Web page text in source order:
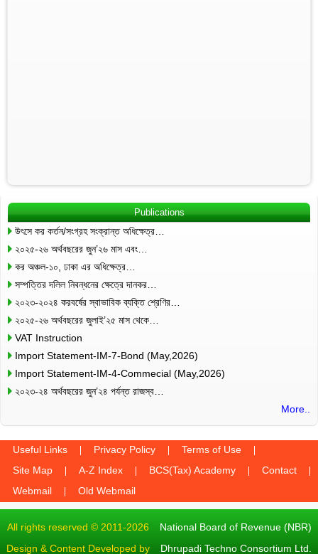
Publications
উৎসে কর কর্তন/সংগ্রহ সংক্রান্ত অধিক্ষেত্র…
২০২৫-২৬ অর্থবছরের জুন’২৬ মাস এবং…
কর অঞ্চল-১০, ঢাকা এর অধিক্ষেত্র…
সম্পত্তির দলিল নিবন্ধনের ক্ষেত্রে দানকর…
২০২৩-২০২৪ করবর্ষের স্বাভাবিক ব্যক্তি শ্রেণির…
২০২৫-২৬ অর্থবছরের জুলাই’২৫ মাস থেকে…
VAT Instruction
Import Statement-IM-7-Bond (May,2026)
Import Statement-IM-4-Commecial (May,2026)
২০২৩-২৪ অর্থবছরের জুন’২৪ পর্যন্ত রাজস্ব…
More..
Useful Links Privacy Policy
Terms of Use
Site Map
A-Z Index BCS(Tax) Academy
Contact
Webmail
Old Webmail
All rights reserved © 2011-2026 National Board of Revenue (NBR)
Design & Content Developed by Dhrupadi Techno Consortium Ltd.